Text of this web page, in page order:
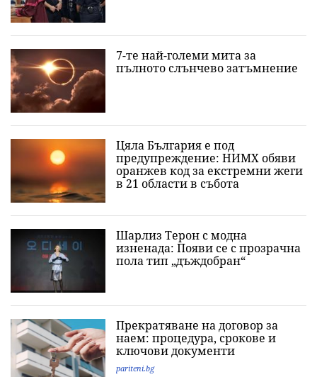
7-те най-големи мита за
пълното слънчево затъмнение
Цяла България е под
предупреждение: НИМХ обяви
оранжев код за екстремни жеги
в 21 области в събота
Шарлиз Терон с модна
изненада: Появи се с прозрачна
пола тип „дъждобран“
Прекратяване на договор за
наем: процедура, срокове и
ключови документи
pariteni.bg